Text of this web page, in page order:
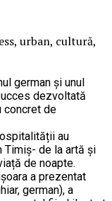
urban, cultură,
german și unul
dezvoltată
concret de
au
Timiș- de la artă și
de noapte.
a prezentat
german), a